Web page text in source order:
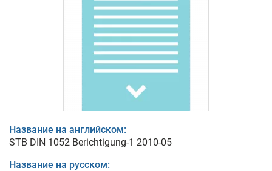
Название на английском:
STB DIN 1052 Berichtigung-1 2010-05
Название на русском: